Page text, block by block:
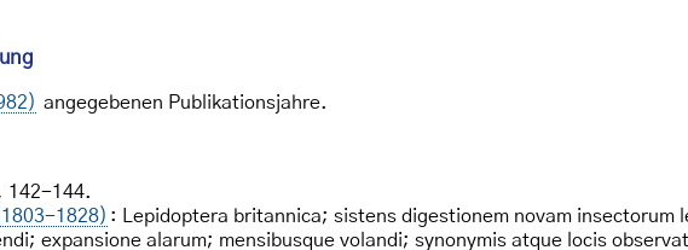
angegebenen Publikationsjahre.
142-144.
1828) : Lepidoptera britannica; sistens digestionem novam
expansione alarum; mensibusque volandi; synonymis atque locis